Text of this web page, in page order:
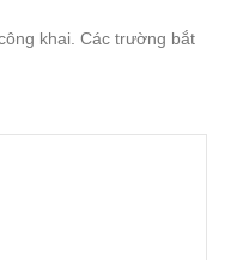
khai. Các trường bắt